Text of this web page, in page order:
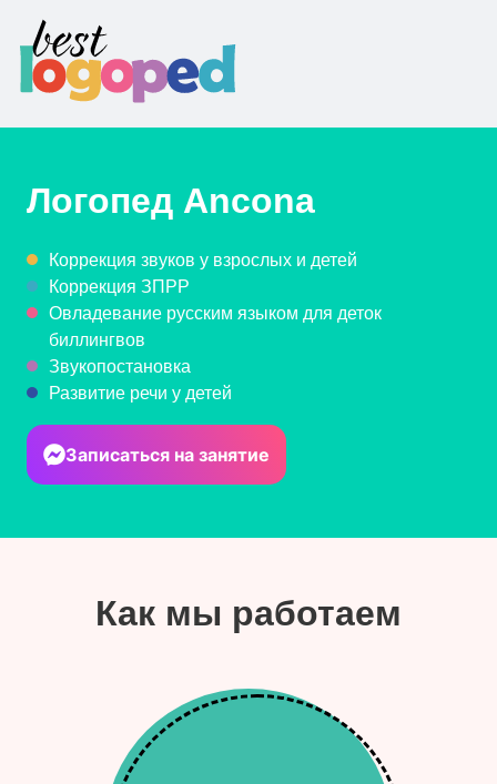
Логопед Ancona
Коррекция звуков у взрослых и детей
Коррекция ЗПРР
Овладевание русским языком для деток
биллингвов
Звукопостановка
Развитие речи у детей
Записаться на занятие
Как мы работаем